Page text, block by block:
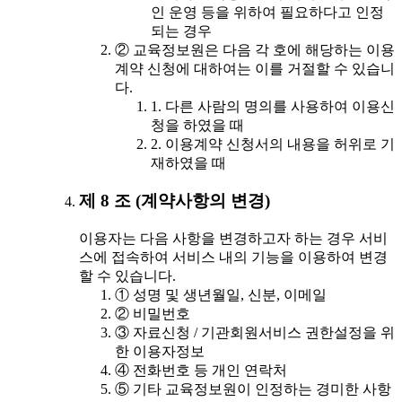
인 운영 등을 위하여 필요하다고 인정
되는 경우
② 교육정보원은 다음 각 호에 해당하는 이용
계약 신청에 대하여는 이를 거절할 수 있습니
다.
1. 다른 사람의 명의를 사용하여 이용신
청을 하였을 때
2. 이용계약 신청서의 내용을 허위로 기
재하였을 때
제 8 조 (계약사항의 변경)
이용자는 다음 사항을 변경하고자 하는 경우 서비
스에 접속하여 서비스 내의 기능을 이용하여 변경
할 수 있습니다.
① 성명 및 생년월일, 신분, 이메일
② 비밀번호
③ 자료신청 / 기관회원서비스 권한설정을 위
한 이용자정보
④ 전화번호 등 개인 연락처
⑤ 기타 교육정보원이 인정하는 경미한 사항